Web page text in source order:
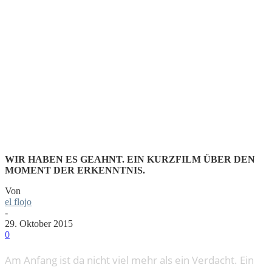
WIR HABEN ES GEAHNT. EIN KURZFILM ÜBER DEN
MOMENT DER ERKENNTNIS.
Von
el flojo
-
29. Oktober 2015
0
Am Anfang ist da nicht viel mehr als ein Verdacht. Ein